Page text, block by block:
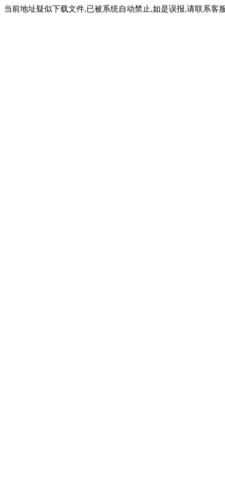
当前地址疑似下载文件,已被系统自动禁止,如是误报,请联系客